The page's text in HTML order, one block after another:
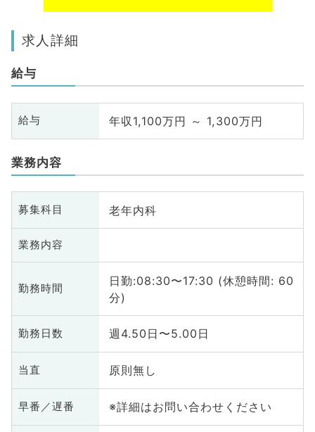
求人詳細
給与
給与 年収1,100万円 ～ 1,300万円
業務内容
募集科目 老年内科
業務内容
勤務時間
日勤:08:30〜17:30 (休憩時間: 60
分)
勤務日数 週4.50日〜5.00日
当直 原則無し
早番／遅番 ※詳細はお問い合わせください